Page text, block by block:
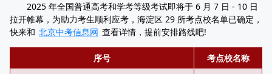
2025 年全国普通高考和学考等级考试即将于 6 月 7 日 - 10 日
拉开帷幕，为助力考生顺利应考，海淀区 29 所考点校名单已确定，
快来和 北京中考信息网 查看详情，提前安排路线吧!
序号 考点校名称